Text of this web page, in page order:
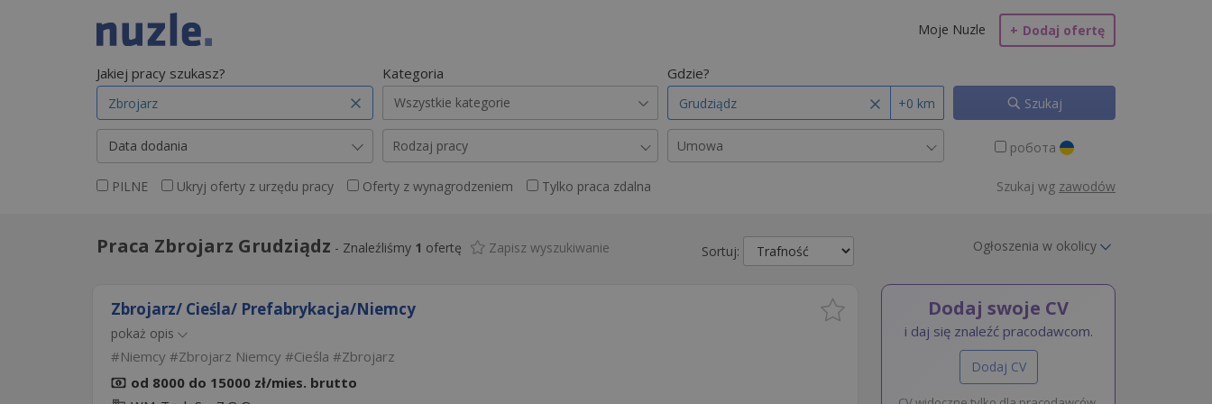
+ Dodaj ofertę
Moje Nuzle
Jakiej pracy szukasz? Kategoria
Wszystkie kategorie
Gdzie?
+0 km Szukaj
Data dodania Rodzaj pracy Umowa робота
PILNE Ukryj oferty z urzędu pracy Oferty z wynagrodzeniem Tylko praca zdalna Szukaj wg zawodów
Sortuj:
Zapisz wyszukiwanie
Praca Zbrojarz Grudziądz - Znaleźliśmy 1 ofertę Ogłoszenia w okolicy
Zbrojarz/ Cieśla/ Prefabrykacja/Niemcy
pokaż opis
Niemcy Zbrojarz Niemcy Cieśla
Zbrojarz
od 8000 do 15000 zł/mies. brutto
Dodaj swoje CV
i daj się znaleźć pracodawcom.
Dodaj CV